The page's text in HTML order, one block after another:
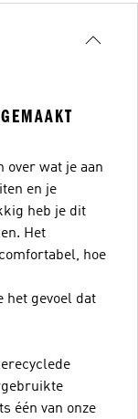
over wat je aan
en je
heb je dit
Het
hoe
het gevoel dat
één van onze